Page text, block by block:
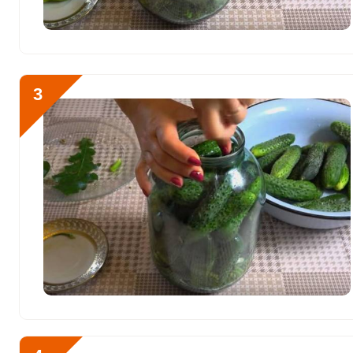
Фосфор 380.7 мг
Алюминий
Железо 10.7 мг
Йод 36.4 мкг
Кобальт 21.4 мкг
Литий 0
Марганец 2.8 мкг
Медь 1400.3 мкг
Рубидий
3